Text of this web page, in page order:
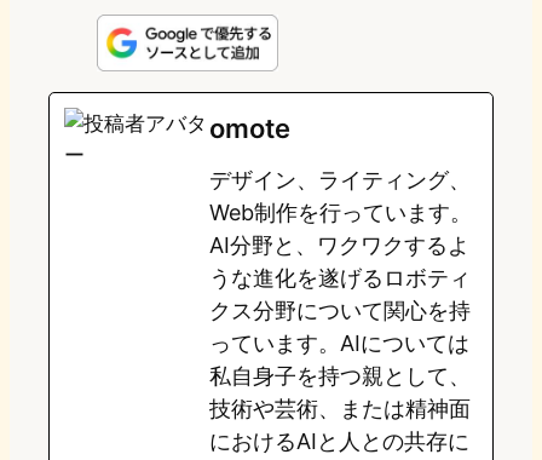
n
e
s
t
o
d
o
n
u
e
s
y
e
o
o
k
e
a
omote
デザイン、ライティング、
Web制作を行っています。
AI分野と、ワクワクするよ
うな進化を遂げるロボティ
クス分野について関心を持
っています。AIについては
私自身子を持つ親として、
技術や芸術、または精神面
におけるAIと人との共存に